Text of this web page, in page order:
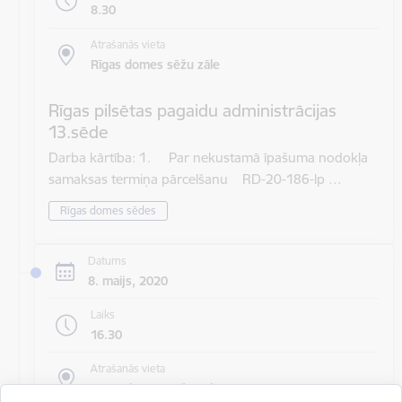
8.30
Atrašanās vieta
Rīgas domes sēžu zāle
Rīgas pilsētas pagaidu administrācijas
13.sēde
Darba kārtība: 1. Par nekustamā īpašuma nodokļa
samaksas termiņa pārcelšanu RD-20-186-lp …
Rīgas domes sēdes
Datums
8. maijs, 2020
Laiks
16.30
Atrašanās vieta
Rīgas domes sēžu zāle